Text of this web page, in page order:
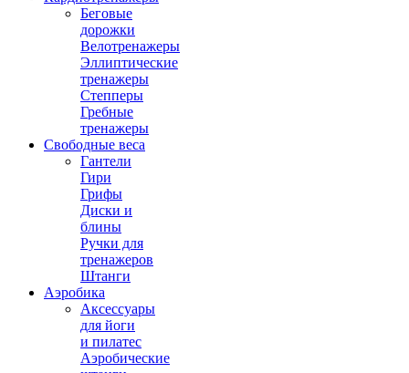
Беговые
дорожки
Велотренажеры
Эллиптические
тренажеры
Степперы
Гребные
тренажеры
Свободные веса
Гантели
Гири
Грифы
Диски и
блины
Ручки для
тренажеров
Штанги
Аэробика
Аксессуары
для йоги
и пилатес
Аэробические